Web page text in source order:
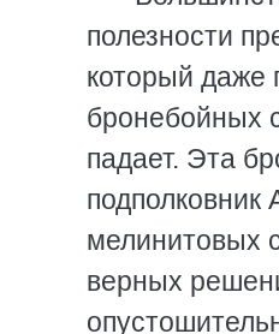
полезности
который даже
бронебойных
падает. Эта
подполковник
мелинитовых
верных